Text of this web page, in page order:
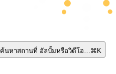
ค้นหาสถานที่ อัลบั้มหรือวิดีโอ…⌘K